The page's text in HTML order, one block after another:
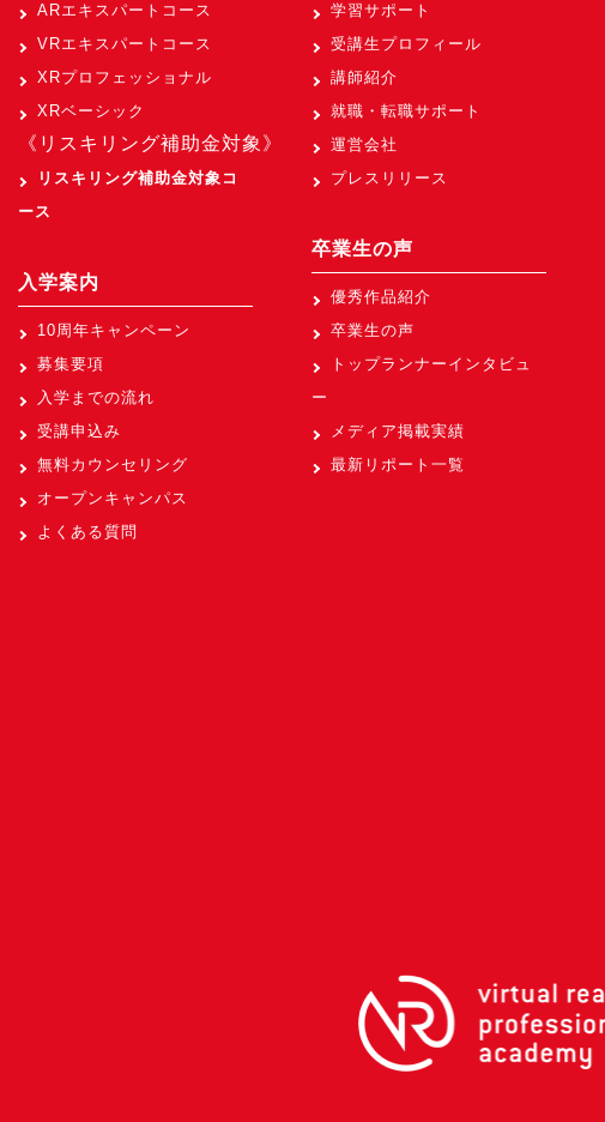
ARエキスパートコース
VRエキスパートコース
XRプロフェッショナル
XRベーシック
《リスキリング補助金対象》
リスキリング補助金対象コ
ース
入学案内
10周年キャンペーン
募集要項
入学までの流れ
受講申込み
無料カウンセリング
オープンキャンパス
よくある質問
学習サポート
受講生プロフィール
講師紹介
就職・転職サポート
運営会社
プレスリリース
卒業生の声
優秀作品紹介
卒業生の声
トップランナーインタビュ
ー
メディア掲載実績
最新リポート一覧